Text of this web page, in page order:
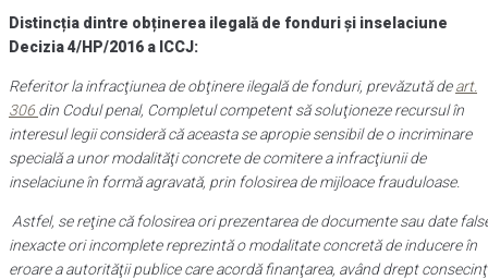
Distincția dintre obținerea ilegală de fonduri și inselaciune
Decizia 4/HP/2016 a ICCJ:
Referitor la infracţiunea de obţinere ilegală de fonduri, prevăzută deart.
306 din Codul penal, Completul competent să soluţioneze recursul în
interesul legii consideră că aceasta se apropie sensibil de o incriminare
specială a unor modalităţi concrete de comitere a infracţiunii de
inselaciune în formă agravată, prin folosirea de mijloace frauduloase.
Astfel, se reţine că folosirea ori prezentarea de documente sau date
inexacte ori incomplete reprezintă o modalitate concretă de inducere în
eroare a autorităţii publice care acordă finanţarea, având drept